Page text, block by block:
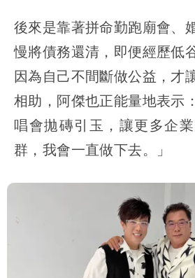
後來是靠著拼命勤跑廟會、
慢將債務還清，即便經歷低
因為自己不間斷做公益，才
相助，阿傑也正能量地表示
唱會拋磚引玉，讓更多企
群，我會一直做下去。」